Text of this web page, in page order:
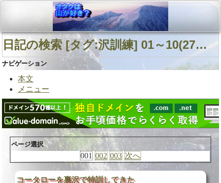
日記の検索 [タグ:沢訓練] 01～10(27件中)
ナビゲーション
本文
メニュー
ページ選択
001 002 003 次へ
コータローを裏沢で特訓してきた